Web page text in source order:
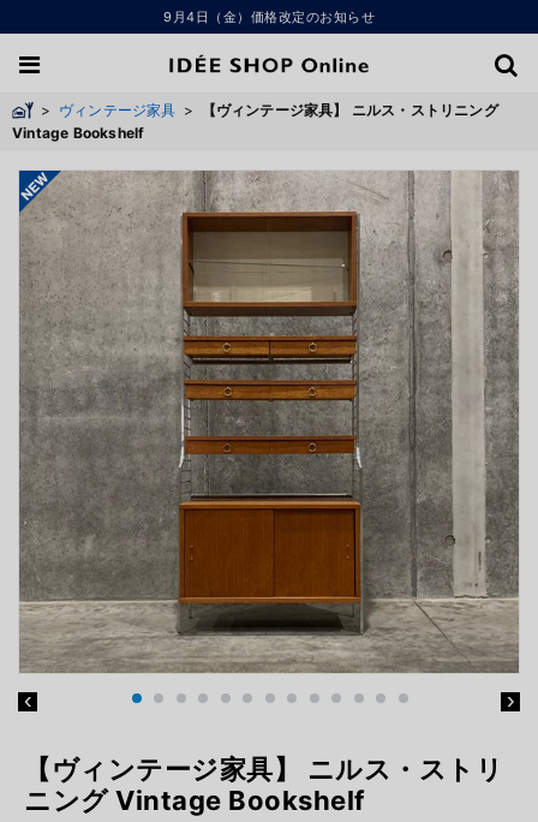
9月4日（金）価格改定のお知らせ
> ヴィンテージ家具 >
【ヴィンテージ家具】 ニルス・ストリニング
Vintage Bookshelf
【ヴィンテージ家具】 ニルス・ストリ
ニング Vintage Bookshelf